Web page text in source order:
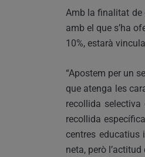
Amb la finalitat de
amb el que s’ha
10%, estarà
“Apostem per un
que atenga les
recollida
recollida
centres educatius
neta, però